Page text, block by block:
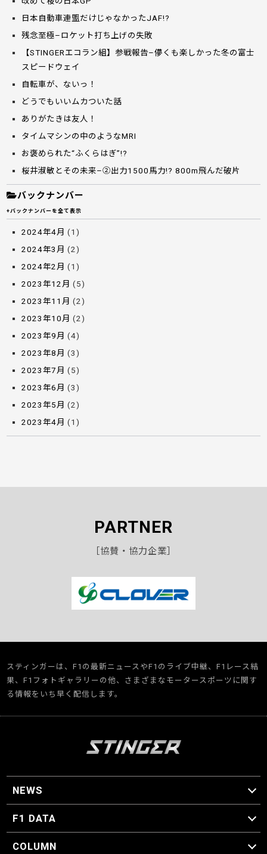
日本自動車連盟だけじゃなかったJAF!?
残念至極–ロケット打ち上げの失敗
【STINGERエコラン組】参戦報告–儚くも楽しかった冬の富士
スピードウェイ
自転車が、ないっ！
どうでもいいムカついた話
ありがたきは友人！
タイムマシンの中のようなMRI
お褒められた“ふくらはぎ”!?
桜井淑敏とその未来–②出力1500馬力!? 800m飛んだ破片
バックナンバー
+バックナンバーを全て表示
2024年4月 (1)
2024年3月 (2)
2024年2月 (1)
2023年12月 (5)
2023年11月 (2)
2023年10月 (2)
2023年9月 (4)
2023年8月 (3)
2023年7月 (5)
2023年6月 (3)
2023年5月 (2)
2023年4月 (1)
PARTNER
［協賛・協力企業］
スティンガーは、F1の最新ニュースやF1のライブ中継、F1レース結
果、F1フォトギャラリーの他、さまざまなモータースポーツに関す
る情報をいち早く配信します。
NEWS
F1 ニュース
F1 DATA
F1 日程
F1 データ
COLUMN